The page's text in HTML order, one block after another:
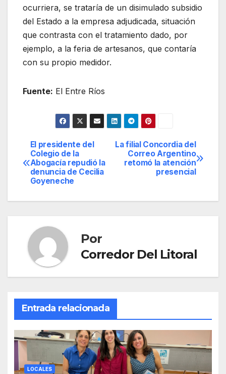
ocurriera, se trataría de un disimulado subsidio
del Estado a la empresa adjudicada, situación
que contrasta con el tratamiento dado, por
ejemplo, a la feria de artesanos, que contaría
con su propio medidor.
Fuente: El Entre Ríos
Navegación
de
entradas
La filial Concordia del
Correo Argentino
retomó la atención
presencial
El presidente del
Colegio de la
Abogacía repudió la
denuncia de Cecilia
Goyeneche
Por
Corredor Del Litoral
Entrada relacionada
LOCALES